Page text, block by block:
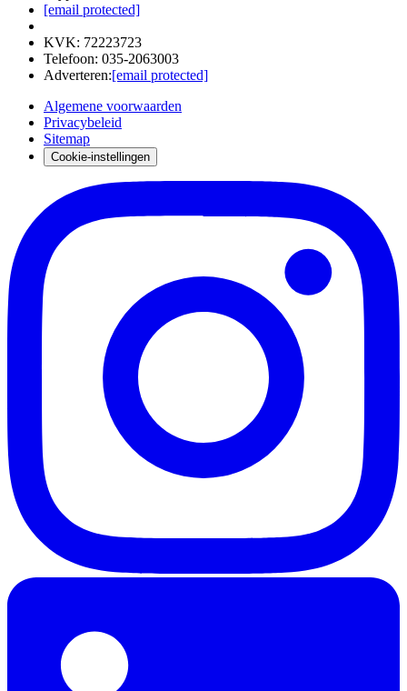
[email protected]
KVK: 72223723
Telefoon: 035-2063003
Adverteren:[email protected]
Algemene voorwaarden
Privacybeleid
Sitemap
Cookie-instellingen